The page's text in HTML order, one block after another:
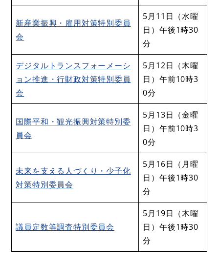
新産業振興・雇用対策特別委員
会
5月11日（水曜
日）午後1時30
分
デジタルトランスフォーメーシ
ョン推進・行財政対策特別委員
会
5月12日（木曜
日）午前10時3
0分
国際平和・観光振興対策特別委
員会
5月13日（金曜
日）午前10時3
0分
未来を支える人づくり・少子化
対策特別委員会
5月16日（月曜
日）午後1時30
分
議員定数等調査特別委員会
5月19日（木曜
日）午後1時30
分